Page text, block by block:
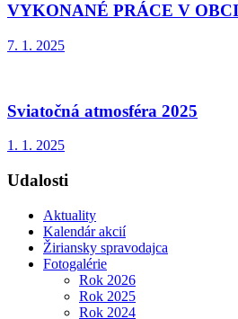
VYKONANÉ PRÁCE V OBCI
7. 1. 2025
Sviatočná atmosféra 2025
1. 1. 2025
Udalosti
Aktuality
Kalendár akcií
Žiriansky spravodajca
Fotogalérie
Rok 2026
Rok 2025
Rok 2024